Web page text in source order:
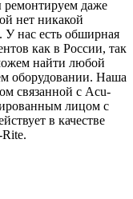
ремонтируем даже
нет никакой
нас есть обширная
как в России, так
найти любой
оборудовании. Наша
связанной с Acu-
лицом с
в качестве